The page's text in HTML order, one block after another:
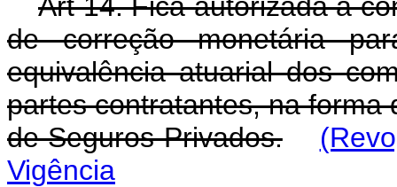
de correção monetária
equivalência atuarial dos
partes contratantes, na forma
de Seguros Privados.
Vigência